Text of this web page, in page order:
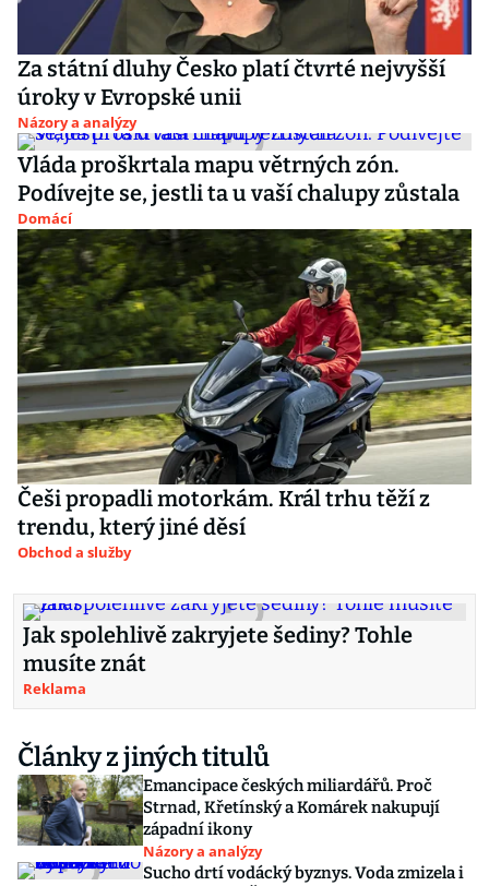
Za státní dluhy Česko platí čtvrté nejvyšší
úroky v Evropské unii
Názory a analýzy
Vláda proškrtala mapu větrných zón.
Podívejte se, jestli ta u vaší chalupy zůstala
Domácí
Češi propadli motorkám. Král trhu těží z
trendu, který jiné děsí
Obchod a služby
Jak spolehlivě zakryjete šediny? Tohle
musíte znát
Reklama
Články z jiných titulů
Emancipace českých miliardářů. Proč
Strnad, Křetínský a Komárek nakupují
západní ikony
Názory a analýzy
Sucho drtí vodácký byznys. Voda zmizela i